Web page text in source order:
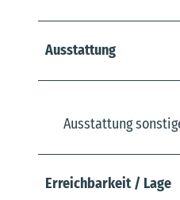
Ausstattung
Ausstattung
Erreichbarkeit / Lage